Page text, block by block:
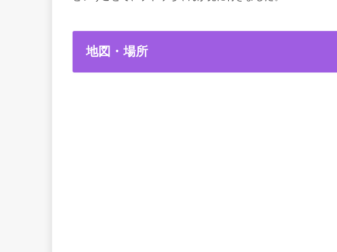
地図・場所